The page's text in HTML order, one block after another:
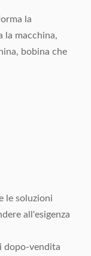
la
la macchina,
bobina che
le soluzioni
all'esigenza
dopo-vendita